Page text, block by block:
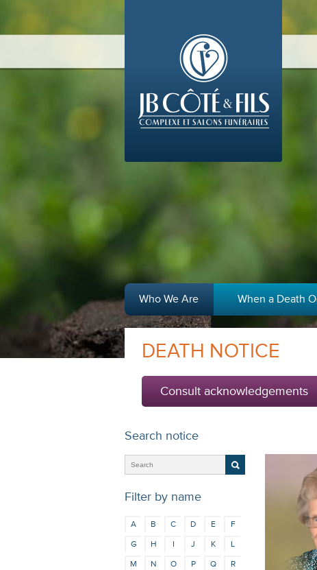
Who We Are When a Death
DEATH NOTICE
Consult acknowledgements
Search notice
Filter by name
A B C D E
F
G
H I J K
L
M
N O P Q
R